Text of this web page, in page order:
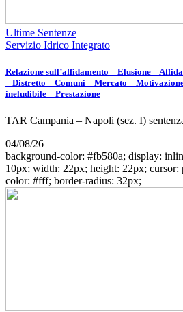
Ultime Sentenze
Servizio Idrico Integrato
Relazione sull’affidamento – Elusione –
– Distretto – Comuni – Mercato –
ineludibile – Prestazione
TAR Campania – Napoli (sez. I)
04/08/26
background-color: #fb580a; display:
10px; width: 22px; height: 22px;
color: #fff; border-radius: 32px;